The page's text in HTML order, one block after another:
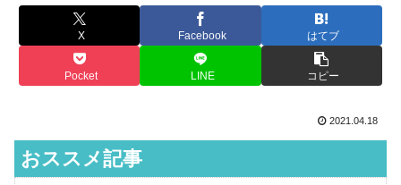
X Facebook はてブ
Pocket LINE コピー
2021.04.18
おススメ記事